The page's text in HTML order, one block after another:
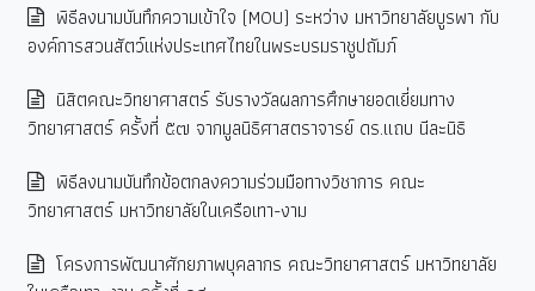
พิธีลงนามบันทึกความเข้าใจ (MOU) ระหว่าง มหาวิทยาลัยบูรพา กับ
องค์การสวนสัตว์แห่งประเทศไทยในพระบรมราชูปถัมภ์
นิสิตคณะวิทยาศาสตร์ รับรางวัลผลการศึกษายอดเยี่ยมทาง
วิทยาศาสตร์ ครั้งที่ ๕๗ จากมูลนิธิศาสตราจารย์ ดร.แถบ นีละนิธิ
พิธีลงนามบันทึกข้อตกลงความร่วมมือทางวิชาการ คณะ
วิทยาศาสตร์ มหาวิทยาลัยในเครือเทา-งาม
โครงการพัฒนาศักยภาพบุคลากร คณะวิทยาศาสตร์ มหาวิทยาลัย